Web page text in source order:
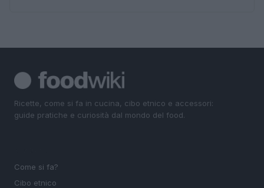
Ricette, come si fa in cucina, cibo etnico e accessori:
guide pratiche e curiosità dal mondo del food.
Come si fa?
Cibo etnico